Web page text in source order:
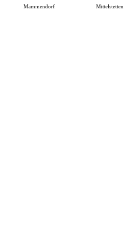
Mammendorf Mittelstetten